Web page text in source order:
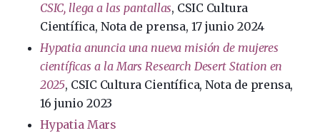
CSIC, llega a las pantallas, CSIC Cultura
Científica, Nota de prensa, 17 junio 2024
Hypatia anuncia una nueva misión de mujeres
científicas a la Mars Research Desert Station en
2025, CSIC Cultura Científica, Nota de prensa,
16 junio 2023
Hypatia Mars